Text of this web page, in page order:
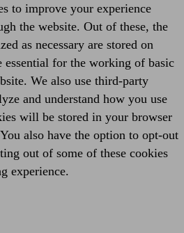
to improve your experience
the website. Out of these, the
as necessary are stored on
essential for the working of basic
We also use third-party
and understand how you use
will be stored in your browser
also have the option to opt-out
out of some of these cookies
experience.